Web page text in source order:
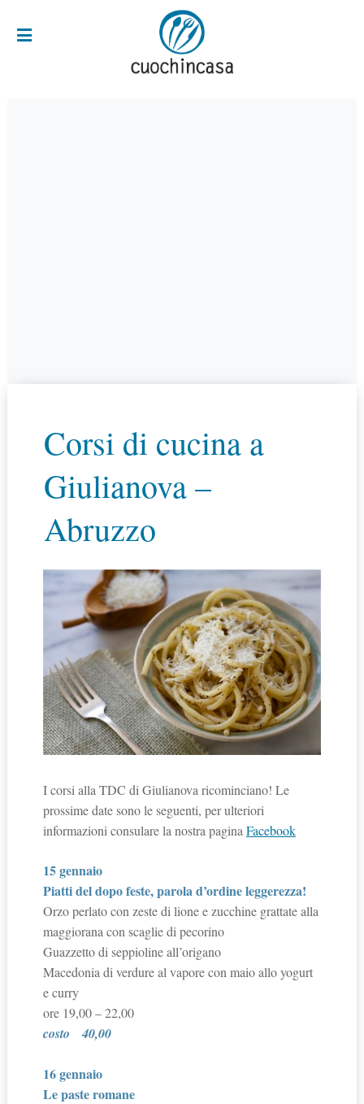
Corsi di cucina a
Giulianova –
Abruzzo
I corsi alla TDC di Giulianova ricominciano! Le
prossime date sono le seguenti, per ulteriori
informazioni consulare la nostra pagina Facebook
15 gennaio
Piatti del dopo feste, parola d’ordine leggerezza!
Orzo perlato con zeste di lione e zucchine grattate alla
maggiorana con scaglie di pecorino
Guazzetto di seppioline all’origano
Macedonia di verdure al vapore con maio allo yogurt
e curry
ore 19,00 – 22,00
costo 40,00
16 gennaio
Le paste romane